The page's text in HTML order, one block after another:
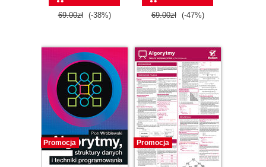
69.00zł (-38%) 69.00zł (-47%)
Promocja Promocja